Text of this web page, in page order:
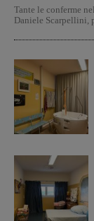
Tante le conferme
Daniele Scarpellini,